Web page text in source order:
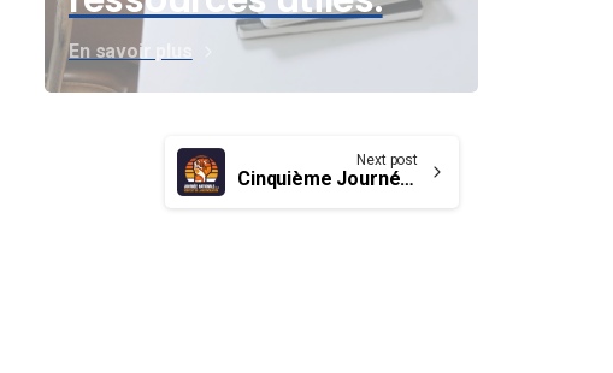
En savoir plus
Next post
Cinquième Journée nationale de la vérité et de la réconciliation